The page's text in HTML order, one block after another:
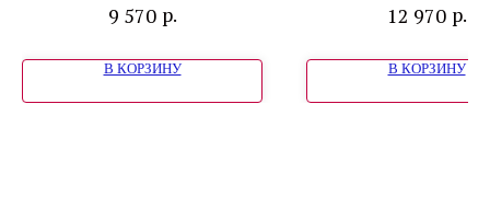
ваниль
9 570 р.
В КОРЗИНУ
основная
12 970 р.
В КОРЗИНУ